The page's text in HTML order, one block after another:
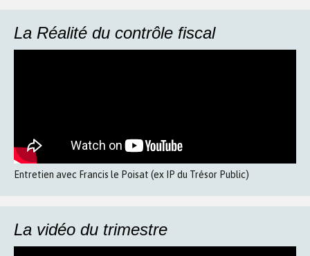
La Réalité du contrôle fiscal
Entretien avec Francis le Poisat (ex IP du Trésor Public)
La vidéo du trimestre